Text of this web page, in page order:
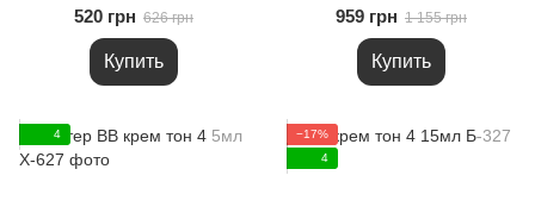
520 грн 626 грн
Купить
959 грн 1 155 грн
Купить
4
−17%
4